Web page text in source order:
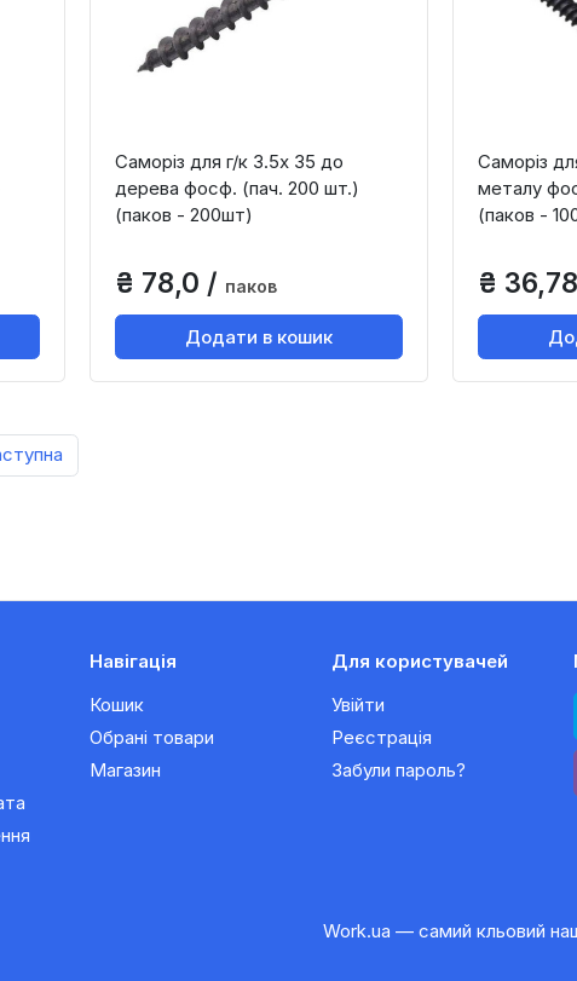
Саморіз для г/к 3.5х 35 до
дерева фосф. (пач. 200 шт.)
(паков - 200шт)
₴ 78,0 / паков
Додати в кошик
Саморіз
металу
(паков -
₴
Навігація
Кошик
Обрані товари
Магазин
Для користувачей
Увійти
Реєстрація
Забули пароль?
Work.ua — самий кльовий